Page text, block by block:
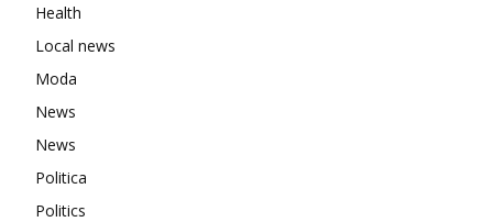
Health
Local news
Moda
News
News
Politica
Politics